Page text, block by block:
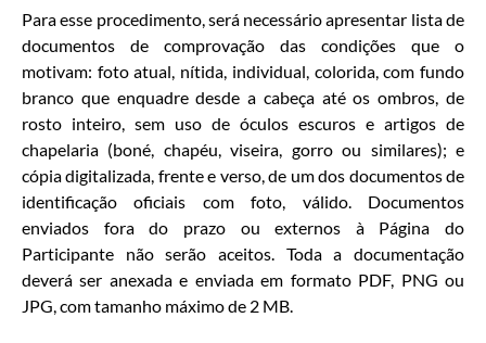
Para esse procedimento, será necessário apresentar lista de
documentos de comprovação das condições que o
motivam: foto atual, nítida, individual, colorida, com fundo
branco que enquadre desde a cabeça até os ombros, de
rosto inteiro, sem uso de óculos escuros e artigos de
chapelaria (boné, chapéu, viseira, gorro ou similares); e
cópia digitalizada, frente e verso, de um dos documentos de
identificação oficiais com foto, válido. Documentos
enviados fora do prazo ou externos à Página do
Participante não serão aceitos. Toda a documentação
deverá ser anexada e enviada em formato PDF, PNG ou
JPG, com tamanho máximo de 2 MB.